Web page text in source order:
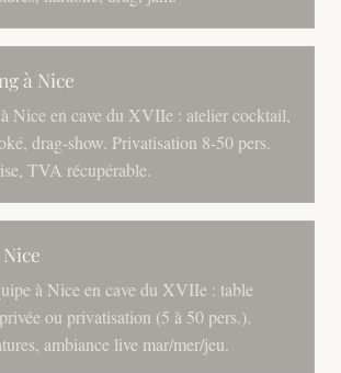
à Nice
Nice en cave du XVIIe : atelier cocktail,
drag-show. Privatisation 8-50 pers.
TVA récupérable.
à Nice en cave du XVIIe : table
ou privatisation (5 à 50 pers.).
ambiance live mar/mer/jeu.